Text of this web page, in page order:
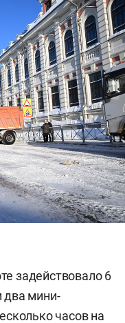
задействовало 6
два мини-
часов на